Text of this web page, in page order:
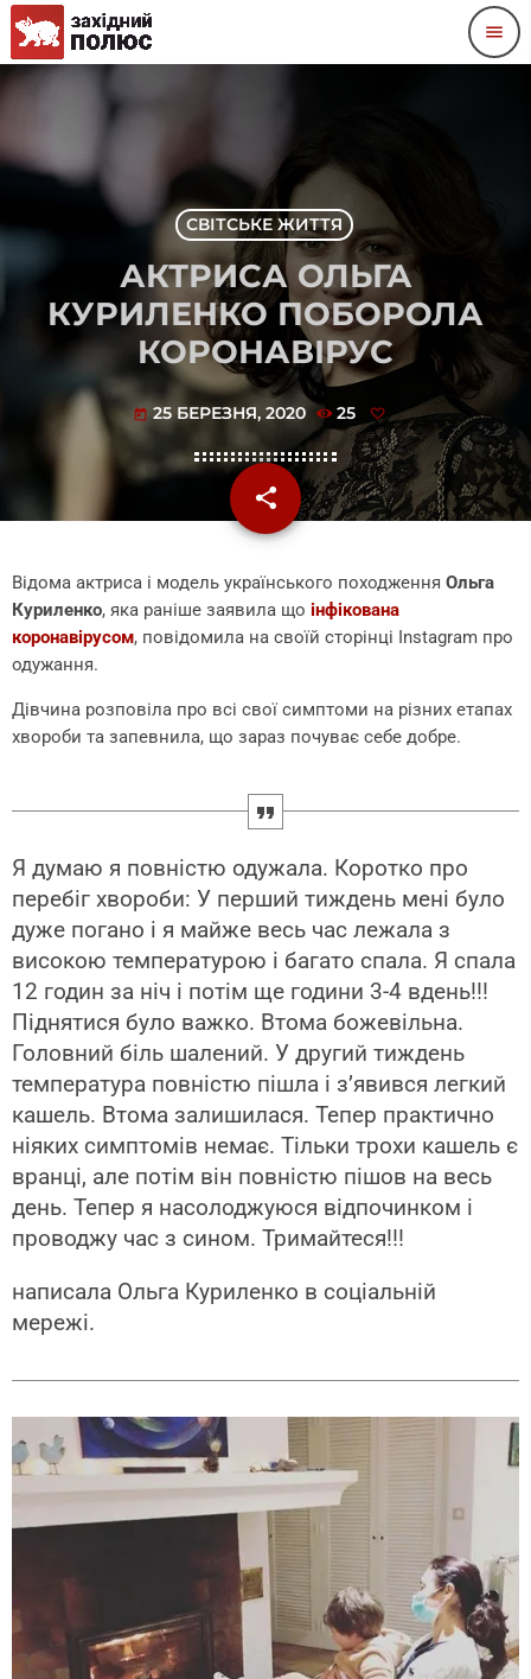
menu
СВІТСЬКЕ ЖИТТЯ
АКТРИСА ОЛЬГА
КУРИЛЕНКО ПОБОРОЛА
КОРОНАВІРУС
today 25 БЕРЕЗНЯ, 2020 25
share
email
Відома актриса і модель українського походження Ольга
Куриленко, яка раніше заявила що інфікована
коронавірусом, повідомила на своїй сторінці Instagram про
одужання.
Дівчина розповіла про всі свої симптоми на різних етапах
хвороби та запевнила, що зараз почуває себе добре.
Я думаю я повністю одужала. Коротко про
перебіг хвороби: У перший тиждень мені було
дуже погано і я майже весь час лежала з
високою температурою і багато спала. Я спала
12 годин за ніч і потім ще години 3-4 вдень!!!
Піднятися було важко. Втома божевільна.
Головний біль шалений. У другий тиждень
температура повністю пішла і з’явився легкий
кашель. Втома залишилася. Тепер практично
ніяких симптомів немає. Тільки трохи кашель є
вранці, але потім він повністю пішов на весь
день. Тепер я насолоджуюся відпочинком і
проводжу час з сином. Тримайтеся!!!
написала Ольга Куриленко в соціальній
мережі.